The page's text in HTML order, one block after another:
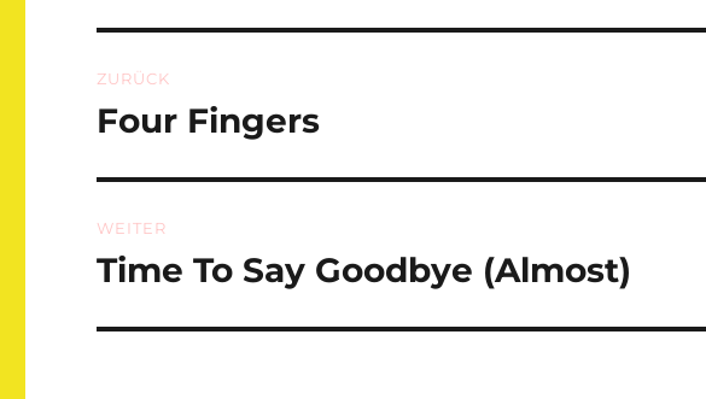
ZURÜCK
Vorheriger
Four Fingers
WEITER
Nächster
Time To Say Goodbye (Almost)